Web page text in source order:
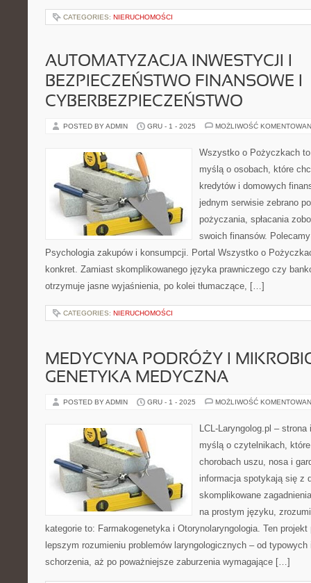
CATEGORIES: NIERUCHOMOŚCI
AUTOMATYZACJA INWESTYCJI I
BEZPIECZEŃSTWO FINANSOWE I
CYBERBEZPIECZEŃSTWO
POSTED BY ADMIN GRU - 1 - 2025 MOŻLIWOŚĆ
Wszystko o Pożyczkach
myślą o osobach, które
kredytów i domowych
jednym serwisie zebrano
pożyczania, spłacania
swoich finansów.
Psychologia zakupów i konsumpcji. Portal Wszystko o
konkret. Zamiast skomplikowanego języka prawniczego czy
otrzymuje jasne wyjaśnienia, po kolei tłumaczące, […]
CATEGORIES: NIERUCHOMOŚCI
MEDYCYNA PODRÓŻY I
GENETYKA MEDYCZNA
POSTED BY ADMIN GRU - 1 - 2025 MOŻLIWOŚĆ
LCL-Laryngolog.pl –
myślą o czytelnikach,
chorobach uszu, nosa i
informacja spotykają się z
skomplikowane
na prostym języku,
kategorie to: Farmakogenetyka i Otorynolaryngologia. Ten
lepszym rozumieniu problemów laryngologicznych – od typowych
schorzenia, aż po poważniejsze zaburzenia wymagające […]